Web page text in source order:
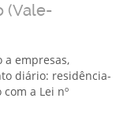
(Vale-
a empresas,
diário: residência-
a Lei nº